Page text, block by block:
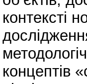
контексті
концептів